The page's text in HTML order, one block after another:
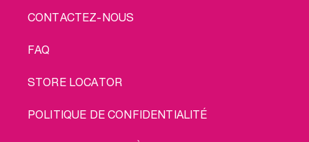
CONTACTEZ-NOUS
FAQ
STORE LOCATOR
POLITIQUE DE CONFIDENTIALITÉ